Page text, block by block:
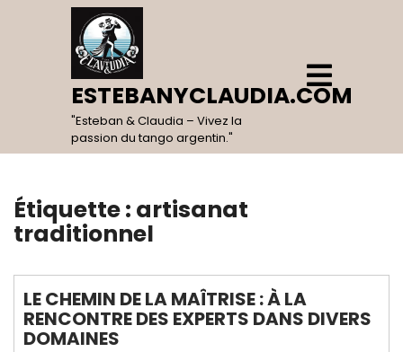
ESTEBANYCLAUDIA.COM
"Esteban & Claudia – Vivez la
passion du tango argentin."
Open
Menu
Étiquette : artisanat
traditionnel
LE CHEMIN DE LA MAÎTRISE : À LA
RENCONTRE DES EXPERTS DANS DIVERS
DOMAINES